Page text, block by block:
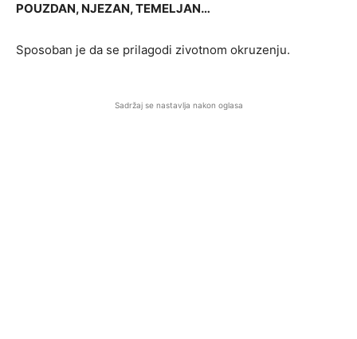
POUZDAN, NJEZAN, TEMELJAN…
Sposoban je da se prilagodi zivotnom okruzenju.
Sadržaj se nastavlja nakon oglasa